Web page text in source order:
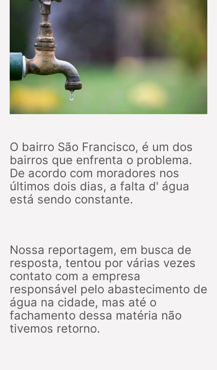
O bairro São Francisco, é um dos
bairros que enfrenta o problema.
De acordo com moradores nos
últimos dois dias, a falta d' água
está sendo constante.
Nossa reportagem, em busca de
resposta, tentou por várias vezes
contato com a empresa
responsável pelo abastecimento de
água na cidade, mas até o
fachamento dessa matéria não
tivemos retorno.